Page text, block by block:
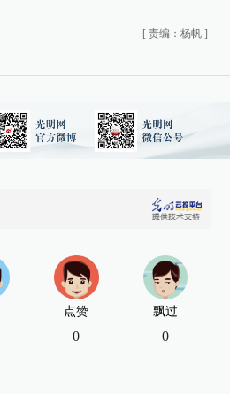
[ 责编：杨帆 ]
点赞
0
飘过
0